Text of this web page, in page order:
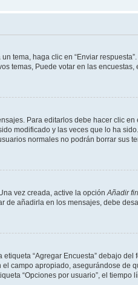
tema, haga clic en “Enviar
temas, Puede votar en las encuestas,
Para editarlos debe hacer clic en
modificado y las veces que lo ha
normales no podrán borrar sus
vez creada, active la opciónAñadir
de añadirla en los mensajes, debe
“Agregar Encuesta” debajo
campo apropiado, asegurándose
“Opciones por usuario”, el